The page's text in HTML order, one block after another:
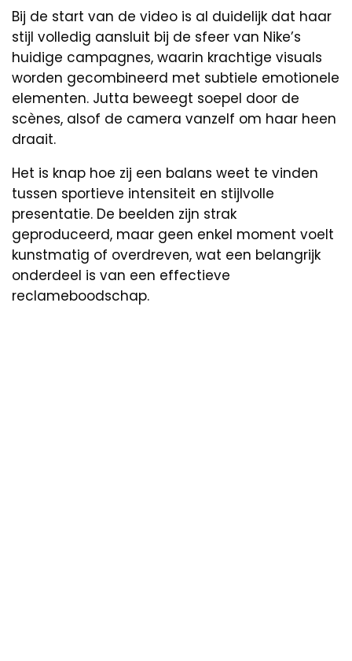
Bij de start van de video is al duidelijk dat haar
stijl volledig aansluit bij de sfeer van Nike’s
huidige campagnes, waarin krachtige visuals
worden gecombineerd met subtiele emotionele
elementen. Jutta beweegt soepel door de
scènes, alsof de camera vanzelf om haar heen
draait.
Het is knap hoe zij een balans weet te vinden
tussen sportieve intensiteit en stijlvolle
presentatie. De beelden zijn strak
geproduceerd, maar geen enkel moment voelt
kunstmatig of overdreven, wat een belangrijk
onderdeel is van een effectieve
reclameboodschap.